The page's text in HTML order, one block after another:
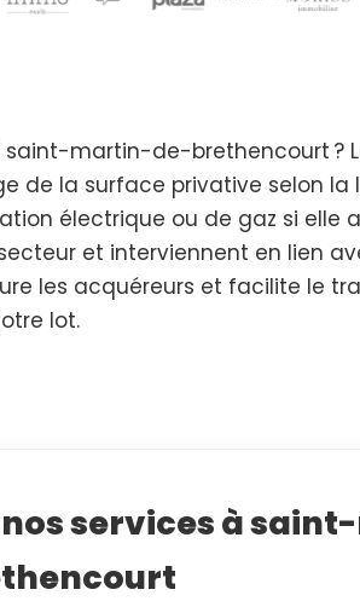
martin-de-brethencourt ?
de la surface privative selon la
électrique ou de gaz si elle
et interviennent en lien
les acquéreurs et facilite le
lot.
nos services à